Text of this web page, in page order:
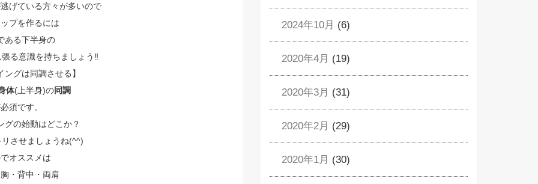
げている方々が多いので
プを作るには
ある下半身の
る意識を持ちましょう‼️
ングは同調させる】
体(上半身)の同調
須です。
グの始動はどこか？
させましょうね(^^)
オススメは
・背中・両肩
2024年10月 (6)
2020年4月 (19)
2020年3月 (31)
2020年2月 (29)
2020年1月 (30)